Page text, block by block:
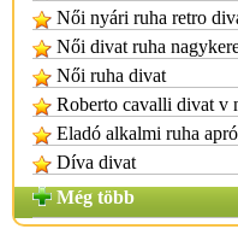
Női nyári ruha retro
Női divat ruha
Női ruha divat
Roberto cavalli divat v
Eladó alkalmi ruha
Díva divat
Még több